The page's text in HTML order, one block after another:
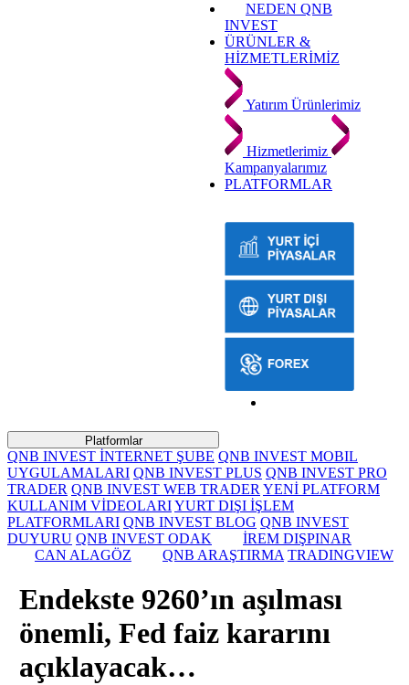
NEDEN QNB
INVEST
ÜRÜNLER &
HİZMETLERİMİZ
Yatırım Ürünlerimiz
Hizmetlerimiz
Kampanyalarımız
PLATFORMLAR
Platformlar
QNB INVEST İNTERNET ŞUBE QNB INVEST MOBIL
UYGULAMALARI QNB INVEST PLUS QNB INVEST PRO
TRADER QNB INVEST WEB TRADER YENİ PLATFORM
KULLANIM VİDEOLARIYURT DIŞI İŞLEM
PLATFORMLARI QNB INVEST BLOG QNB INVEST
DUYURU QNB INVEST ODAK
İREM DIŞPINAR
CAN ALAGÖZ
QNB ARAŞTIRMA TRADINGVIEW
Endekste 9260’ın aşılması
önemli, Fed faiz kararını
açıklayacak…